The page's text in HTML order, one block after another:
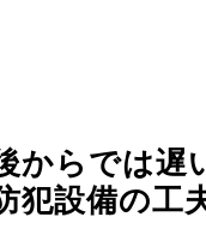
からでは遅
犯設備の工